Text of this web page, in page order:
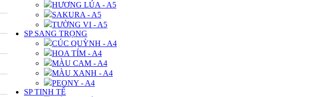
HƯƠNG LÚA - A5
SAKURA - A5
TƯỜNG VI - A5
SP SANG TRỌNG
CÚC QUỲNH - A4
HOA TÍM - A4
MÀU CAM - A4
MÀU XANH - A4
PEONY - A4
SP TINH TẾ